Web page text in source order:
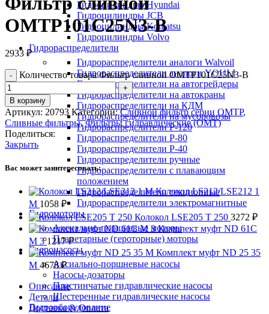
Гидроцилиндры Hyundai
Гидроцилиндры JCB
Гидроцилиндры Komatsu
Гидроцилиндры Volvo
Гидрораспределители
Гидрораспределители аналоги Walvoil
Гидрораспределители аналоги YOULI
Гидрораспределители на автогрейдеры
Гидрораспределители на автокраны
Гидрораспределители на КДМ
Гидрораспределители на мусоровозы
Гидрораспределители Р-120
Гидрораспределители Р-80
Гидрораспределители Р-40
Гидрораспределители ручные
Гидрораспределители с плавающим
положением
Гидрораспределители секционные
Гидрораспределители электромагнитные
Гидромоторы
Аксиально-поршневые моторы
Планетарные (героторные) моторы
Гидронасосы
Аксиально-поршневые насосы
Насосы-дозаторы
Пластинчатые гидравлические насосы
Шестеренные гидравлические насосы
Гидрооборудование
OMTP101C25N3-B
2933 ₽
Количество товара Фильтр сливной OMTP101C25N3-B
В корзину
Артикул: 20793 Категории: Сливной фильтр серии OMTP,
Сливные фильтры, Фильтры гидравлические (OMT)
Поделиться:
Закрыть
Вас может заинтересовать:
Колокол LS212/LSE212 1
M 1058 ₽
Колокол LSE205 T 250 3272 ₽
Комплект муфт ND 61C
M 31217₽
Комплект муфт ND 25 35
M 4678₽
Описание
Детали
Доставка & Оплата